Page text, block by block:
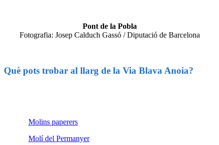
Pont de la Pobla
Fotografia: Josep Calduch Gassó / Diputació de Barcelona
Què pots trobar al llarg de la Via Blava Anoia?
Molins paperers
Molí del Permanyer